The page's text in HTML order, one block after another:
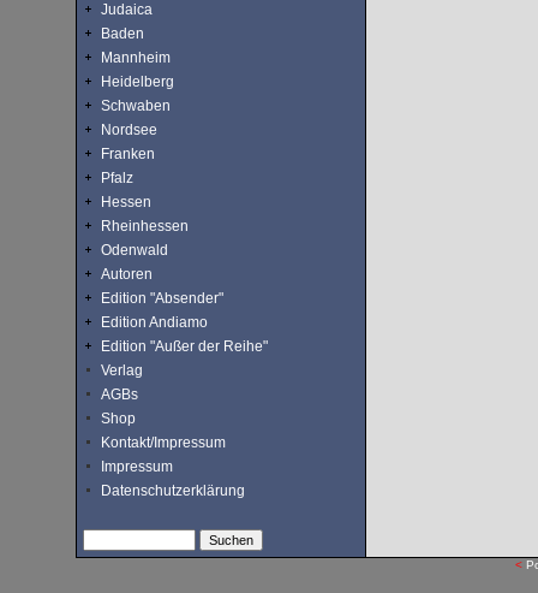
Judaica
Baden
Mannheim
Heidelberg
Schwaben
Nordsee
Franken
Pfalz
Hessen
Rheinhessen
Odenwald
Autoren
Edition "Absender"
Edition Andiamo
Edition "Außer der Reihe"
Verlag
AGBs
Shop
Kontakt/Impressum
Impressum
Datenschutzerklärung
<